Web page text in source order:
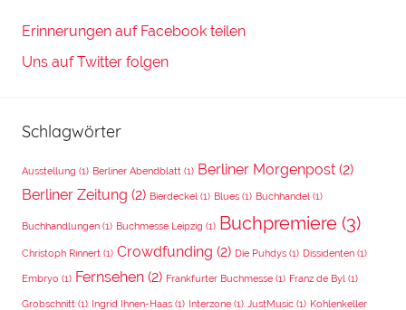
Erinnerungen auf Facebook teilen
Uns auf Twitter folgen
Schlagwörter
Ausstellung (1) Berliner Abendblatt (1) Berliner Morgenpost (2)
Berliner Zeitung (2) Bierdeckel (1) Blues (1) Buchhandel (1)
Buchhandlungen (1) Buchmesse Leipzig (1) Buchpremiere (3)
Christoph Rinnert (1) Crowdfunding (2) Die Puhdys (1) Dissidenten (1)
Embryo (1) Fernsehen (2) Frankfurter Buchmesse (1) Franz de Byl (1)
Grobschnitt (1) Ingrid Ihnen-Haas (1) Interzone (1) JustMusic (1) Kohlenkeller